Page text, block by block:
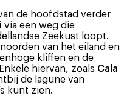
de hoofdstad verder
via een weg die
Zeekust loopt.
van het eiland en
kliffen en de
hiervan, zoals Cala
de lagune van
kunt zien.